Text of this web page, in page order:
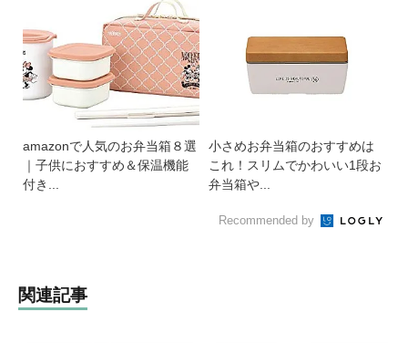
amazonで人気のお弁当箱８選
｜子供におすすめ＆保温機能
付き...
小さめお弁当箱のおすすめは
これ！スリムでかわいい1段お
弁当箱や...
Recommended by
関連記事